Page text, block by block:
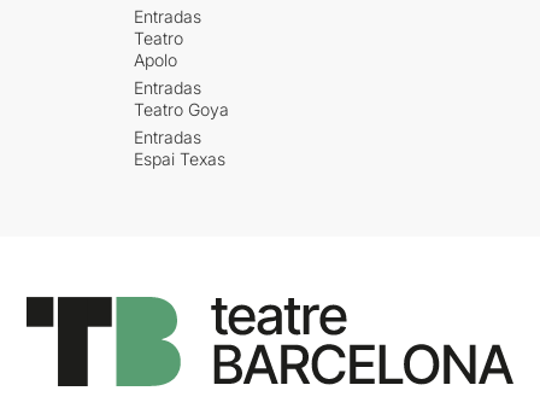
Entradas
Teatro
Apolo
Entradas
Teatro Goya
Entradas
Espai Texas